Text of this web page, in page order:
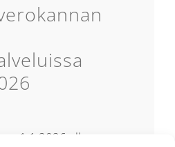
1.1.2026 alkaen